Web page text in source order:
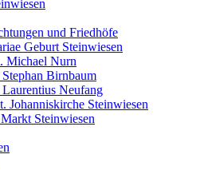
und Friedhöfe
Geburt Steinwiesen
Michael Nurn
Birnbaum
Neufang
Johanniskirche Steinwiesen
Steinwiesen